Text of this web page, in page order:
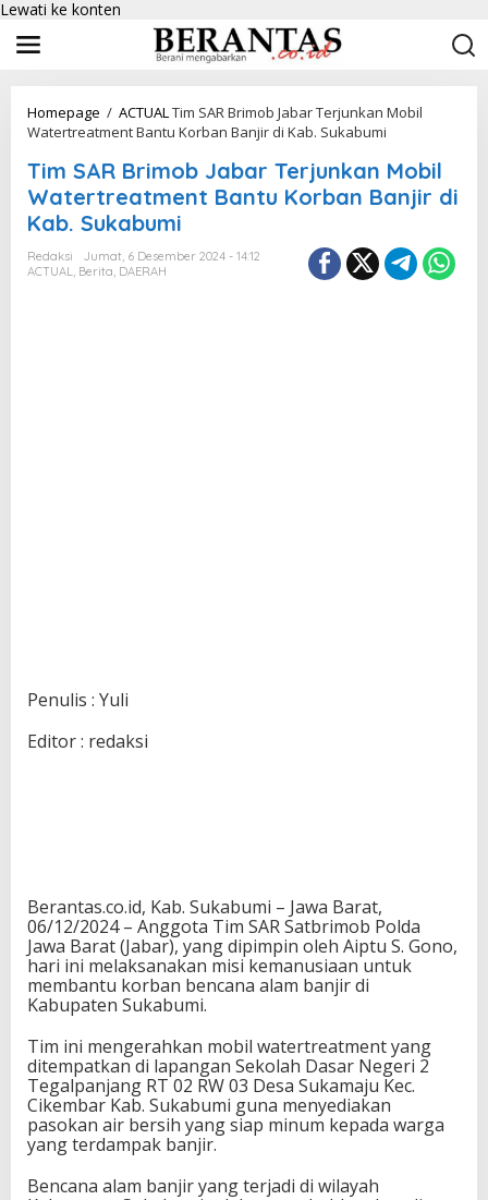
Lewati ke konten
Homepage / ACTUALTim SAR Brimob Jabar Terjunkan Mobil
Watertreatment Bantu Korban Banjir di Kab. Sukabumi
Tim SAR Brimob Jabar Terjunkan Mobil
Watertreatment Bantu Korban Banjir di
Kab. Sukabumi
Redaksi
Jumat, 6 Desember 2024 - 14:12
ACTUAL, Berita, DAERAH
Penulis : Yuli
Editor : redaksi
Berantas.co.id, Kab. Sukabumi – Jawa Barat,
06/12/2024 – Anggota Tim SAR Satbrimob Polda
Jawa Barat (Jabar), yang dipimpin oleh Aiptu S. Gono,
hari ini melaksanakan misi kemanusiaan untuk
membantu korban bencana alam banjir di
Kabupaten Sukabumi.
Tim ini mengerahkan mobil watertreatment yang
ditempatkan di lapangan Sekolah Dasar Negeri 2
Tegalpanjang RT 02 RW 03 Desa Sukamaju Kec.
Cikembar Kab. Sukabumi guna menyediakan
pasokan air bersih yang siap minum kepada warga
yang terdampak banjir.
Bencana alam banjir yang terjadi di wilayah